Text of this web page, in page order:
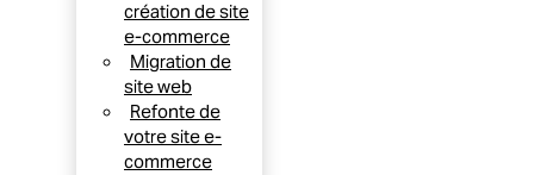
création de site
e-commerce
Migration de
site web
Refonte de
votre site e-
commerce